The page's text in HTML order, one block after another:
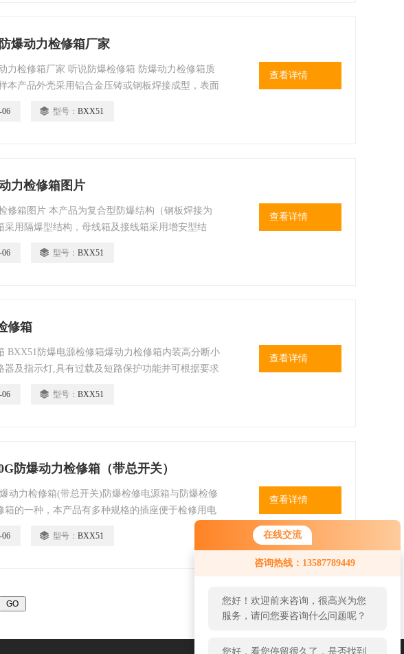
在线交流
咨询热线：13587789449
您好！欢迎前来咨询，很高兴为您
服务，请问您要咨询什么问题呢？
您好，看您停留很久了，是否找到
了需求产品，您可以直接在线与我
爆动力检修箱厂家
力检修箱厂家 听说防爆检修箱 防爆动力检修箱质
本产品外壳采用铝合金压铸或钢板焊接成型，表面
06 型号： BXX51
查看详情
力检修箱图片
修箱图片 本产品为复合型防爆结构（钢板焊接为
采用隔爆型结构，母线箱及接线箱采用增安型结
06 型号： BXX51
查看详情
修箱
BXX51防爆电源检修箱爆动力检修箱内装高分断小
器及指示灯,具有过载及短路保护功能并可根据要求
06 型号： BXX51
查看详情
防爆动力检修箱（带总开关）
动力检修箱(带总开关)防爆检修电源箱与防爆检修
箱的一种，本产品有多种规格的插座便于检修用电
06 型号： BXX51
查看详情